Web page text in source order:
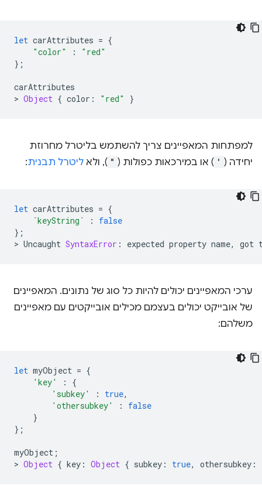
let carAttributes = {
"color"
:
"red"
};
carAttributes
> Object { color : "red" }
למפתחות המאפיינים צריך להשתמש בליטרל מחרוזת
יחידה ( ' ) או במירכאות כפולות ( " ), ולא ליטרל תבנית:
let carAttributes = {
`keyString`
:
false
};
> Uncaught SyntaxError : expected property name, got
ערכי המאפיינים יכולים להיות כל סוג של נתונים. המאפיינים
של אובייקט יכולים בעצמם מכילים אובייקטים עם מאפיינים
משלהם:
let myObject = {
'key'
:
{
'subkey'
: true,
'othersubkey'
:
false
}
};
myObject ;
> Object { key : Object { subkey : true, othersubkey :